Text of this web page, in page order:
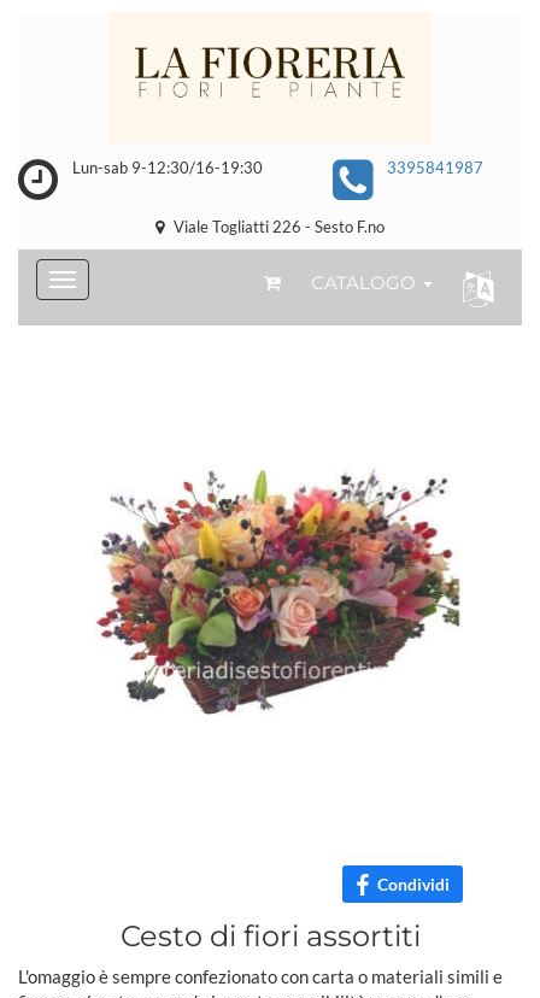
Lun-sab 9-12:30/16-19:30 3395841987
Viale Togliatti 226 - Sesto F.no
CATALOGO
Condividi
Cesto di fiori assortiti
L'omaggio è sempre confezionato con carta o materiali simili e